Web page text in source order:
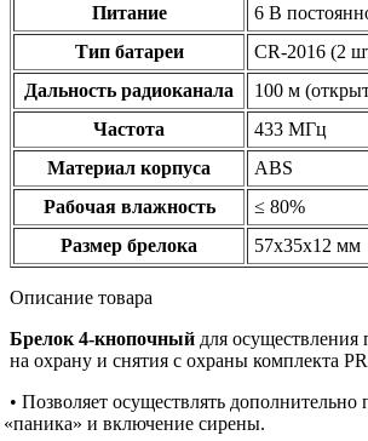
Питание
6 В
Тип батареи
CR-2016 (2
Дальность радиоканала
100 м
Частота
433 МГц
Материал корпуса
ABS
Рабочая влажность
≤ 80%
Размер брелока
57х35х12 мм
Описание товара
Брелок 4-кнопочный для осуществления
на охрану и снятия с охраны комплекта
• Позволяет осуществлять дополнительно
«паника» и включение сирены.